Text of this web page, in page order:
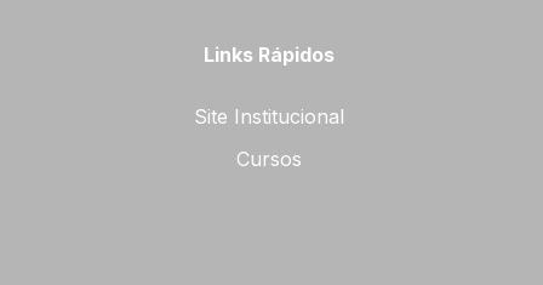
Links Rápidos
Site Institucional
Cursos